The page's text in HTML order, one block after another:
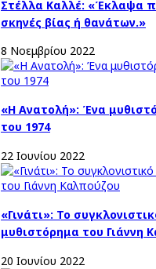
Στέλλα Καλλέ: «Έκλαψα
σκηνές βίας ή θανάτων.»
8 Νοεμβρίου 2022
«Η Ανατολή»: Ένα
του 1974
22 Ιουνίου 2022
«Γινάτι»: Το
μυθιστόρημα του Γιάννη
20 Ιουνίου 2022